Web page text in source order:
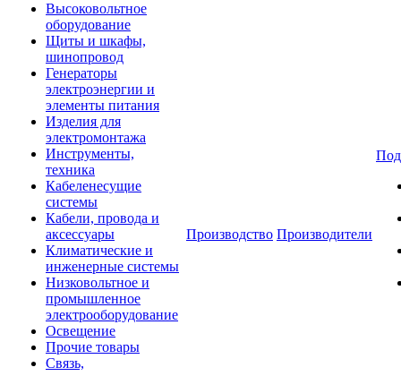
Высоковольтное
оборудование
Щиты и шкафы,
шинопровод
Генераторы
электроэнергии и
элементы питания
Изделия для
электромонтажа
Инструменты,
техника
Кабеленесущие
системы
Кабели, провода и
аксессуары
Климатические и
инженерные системы
Низковольтное и
промышленное
электрооборудование
Освещение
Прочие товары
Связь,
Производство Производители